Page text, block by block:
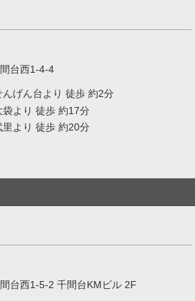
台西1-4-4
げん台より 徒歩 約2分
より 徒歩 約17分
より 徒歩 約20分
台西1-5-2 千間台KMビル 2F